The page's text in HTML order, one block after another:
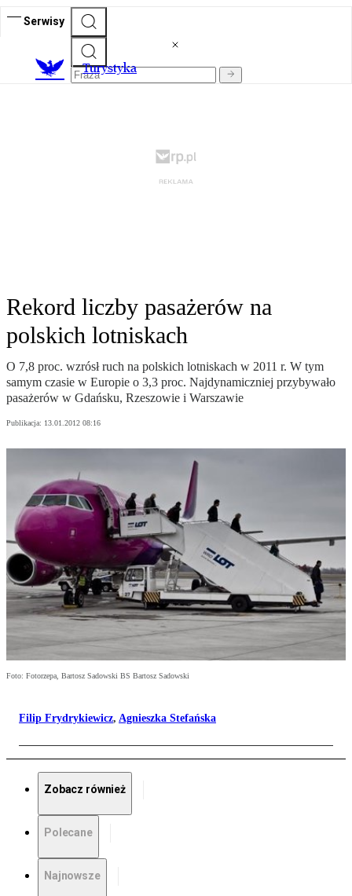
Serwisy
Turystyka
Rekord liczby pasażerów na
polskich lotniskach
O 7,8 proc. wzrósł ruch na po­lskich lot­ni­skach w 2011 r. W tym
samym czasie w Eu­ro­pie o 3,3 proc. Najdynamiczniej przybywało
pasażerów w Gdańsku, Rzeszowie i Warszawie
Publikacja: 13.01.2012 08:16
Foto: Fotorzepa, Bartosz Sadowski BS Bartosz Sadowski
Filip Frydrykiewicz, Agnieszka Stefańska
Zobacz również
Polecane
Najnowsze